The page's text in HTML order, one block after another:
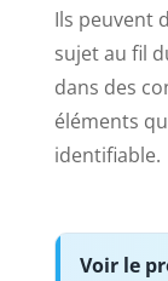
Ils peuvent
sujet au fil
dans des
éléments
identifiable.
Voir le